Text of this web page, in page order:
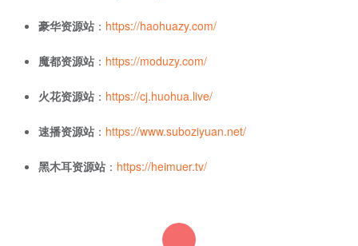
豪华资源站 ： https://haohuazy.com/
魔都资源站 ： https://moduzy.com/
火花资源站 ： https://cj.huohua.live/
速播资源站 ： https://www.suboziyuan.net/
黑木耳资源站 ： https://heimuer.tv/